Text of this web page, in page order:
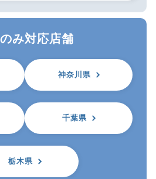
み対応店舗
神奈川県
千葉県
栃木県